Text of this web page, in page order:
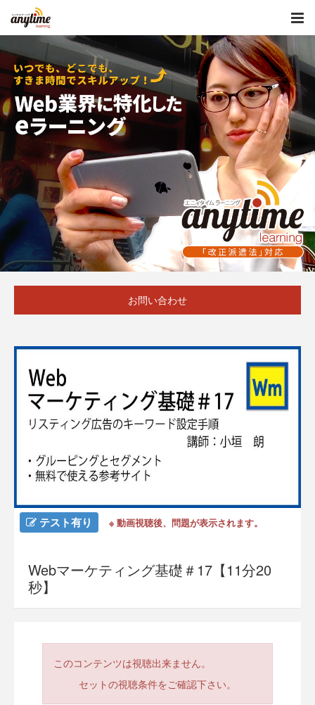
お問い合わせ
テスト有り ※ 動画視聴後、問題が表示されます。
Webマーケティング基礎＃17【11分20
秒】
このコンテンツは視聴出来ません。
セットの視聴条件をご確認下さい。